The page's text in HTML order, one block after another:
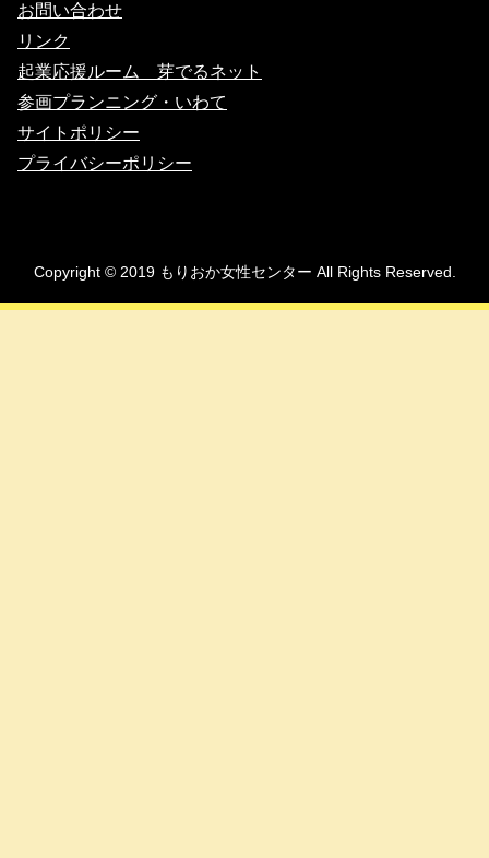
お問い合わせ
リンク
起業応援ルーム 芽でるネット
参画プランニング・いわて
サイトポリシー
プライバシーポリシー
Copyright © 2019 もりおか女性センター All Rights Reserved.